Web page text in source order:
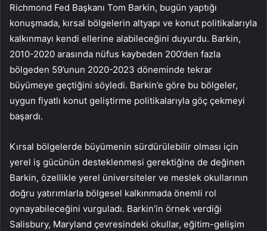
Richmond Fed Başkanı Tom Barkin, bugün yaptığı
konuşmada, kırsal bölgelerin altyapı ve konut politikalarıyla
kalkınmayı kendi ellerine alabileceğini duyurdu. Barkin,
2010-2020 arasında nüfus kaybeden 200’den fazla
bölgeden 59’unun 2020-2023 döneminde tekrar
büyümeye geçtiğini söyledi. Barkin’e göre bu bölgeler,
uygun fiyatlı konut geliştirme politikalarıyla göç çekmeyi
başardı.
Kırsal bölgelerde büyümenin sürdürülebilir olması için
yerel iş gücünün desteklenmesi gerektiğine de değinen
Barkin, özellikle yerel üniversiteler ve meslek okullarının
doğru yatırımlarla bölgesel kalkınmada önemli rol
oynayabileceğini vurguladı. Barkin’in örnek verdiği
Salisbury, Maryland çevresindeki okullar, eğitim-gelişim